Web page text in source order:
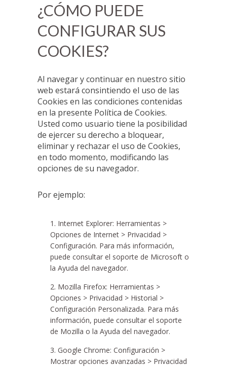
¿CÓMO PUEDE
CONFIGURAR SUS
COOKIES?
Al navegar y continuar en nuestro sitio
web estará consintiendo el uso de las
Cookies en las condiciones contenidas
en la presente Política de Cookies.
Usted como usuario tiene la posibilidad
de ejercer su derecho a bloquear,
eliminar y rechazar el uso de Cookies,
en todo momento, modificando las
opciones de su navegador.
Por ejemplo:
Internet Explorer: Herramientas >
Opciones de Internet > Privacidad >
Configuración. Para más información,
puede consultar el soporte de Microsoft o
la Ayuda del navegador.
Mozilla Firefox: Herramientas >
Opciones > Privacidad > Historial >
Configuración Personalizada. Para más
información, puede consultar el soporte
de Mozilla o la Ayuda del navegador.
Google Chrome: Configuración >
Mostrar opciones avanzadas > Privacidad